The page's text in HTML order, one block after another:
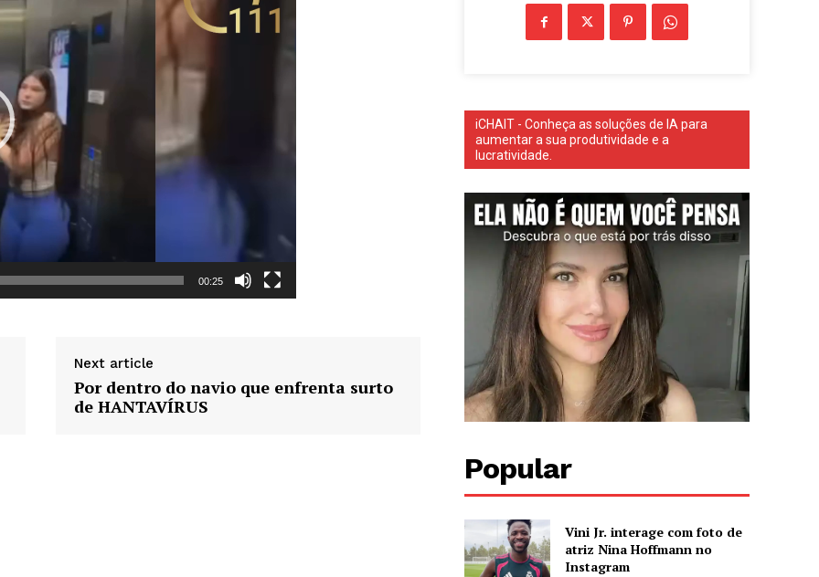
PRO
Company
Contato
00:25
Next article
Por dentro do navio que enfrenta surto
de HANTAVÍRUS
iCHAIT - Conheça as soluções de IA para
aumentar a sua produtividade e a
lucratividade.
Popular
Vini Jr. interage com foto de
atriz Nina Hoffmann no
Instagram